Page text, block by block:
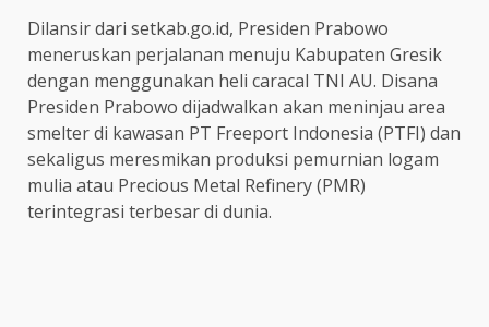
Dilansir dari setkab.go.id, Presiden Prabowo
meneruskan perjalanan menuju Kabupaten Gresik
dengan menggunakan heli caracal TNI AU. Disana
Presiden Prabowo dijadwalkan akan meninjau area
smelter di kawasan PT Freeport Indonesia (PTFI) dan
sekaligus meresmikan produksi pemurnian logam
mulia atau Precious Metal Refinery (PMR)
terintegrasi terbesar di dunia.